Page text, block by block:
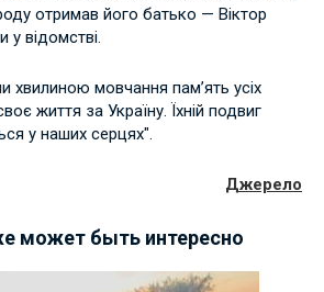
отримав його батько — Віктор
відомстві.
хвилиною мовчання пам’ять усіх
життя за Україну. Їхній подвиг
у наших серцях".
Джерело
может быть интересно